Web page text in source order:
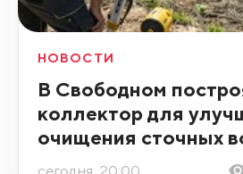
НОВОСТИ
В Свободном
коллектор для
очищения сточных
сегодня, 20:00